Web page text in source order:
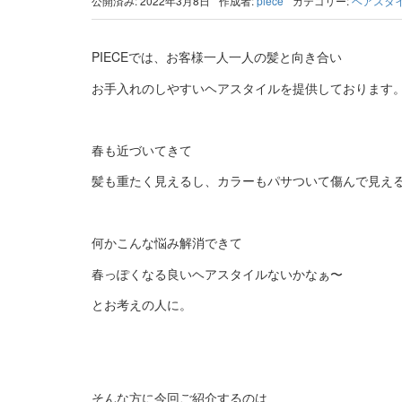
PIECEでは、お客様一人一人の髪と向き合い
お手入れのしやすいヘアスタイルを提供しております。
春も近づいてきて
髪も重たく見えるし、カラーもパサついて傷んで見え
何かこんな悩み解消できて
春っぽくなる良いヘアスタイルないかなぁ〜
とお考えの人に。
そんな方に今回ご紹介するのは